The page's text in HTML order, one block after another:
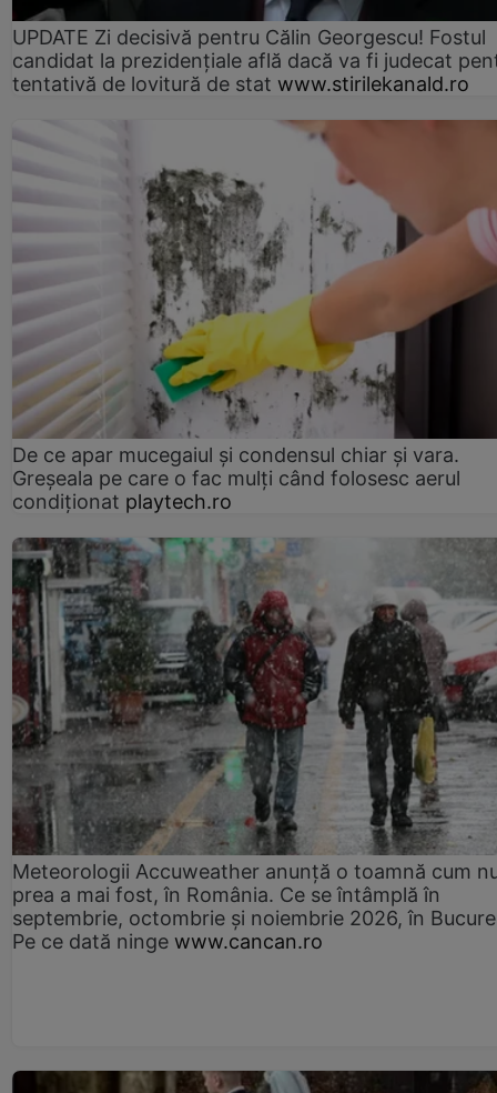
UPDATE Zi decisivă pentru Călin Georgescu! Fostul
candidat la prezidențiale află dacă va fi judecat
tentativă de lovitură de stat www.stirilekanald.ro
De ce apar mucegaiul și condensul chiar și vara.
Greșeala pe care o fac mulți când folosesc aerul
condiționat playtech.ro
Meteorologii Accuweather anunță o toamnă cum
prea a mai fost, în România. Ce se întâmplă în
septembrie, octombrie și noiembrie 2026, în
Pe ce dată ninge www.cancan.ro